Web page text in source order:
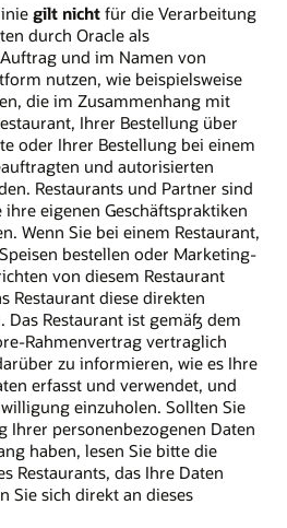
gilt nicht für die Verarbeitung
durch Oracle als
und im Namen von
nutzen, wie beispielsweise
die im Zusammenhang mit
Ihrer Bestellung über
oder Ihrer Bestellung bei einem
und autorisierten
Restaurants und Partner sind
eigenen Geschäftspraktiken
Wenn Sie bei einem Restaurant,
bestellen oder Marketing-
von diesem Restaurant
Restaurant diese direkten
Restaurant ist gemäß dem
Rahmenvertrag vertraglich
zu informieren, wie es Ihre
erfasst und verwendet, und
einzuholen. Sollten Sie
Ihrer personenbezogenen Daten
haben, lesen Sie bitte die
Restaurants, das Ihre Daten
Sie sich direkt an dieses